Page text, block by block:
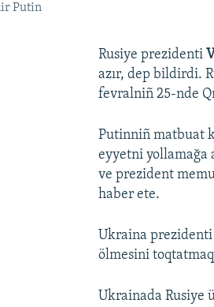
Putin
Rusiye prezidenti
azır, dep bildirdi.
fevralniñ 25-nde
Putinniñ matbuat
eyyetni yollamağa
ve prezident
haber ete.
Ukraina prezidenti
ölmesini
Ukrainada Rusiye